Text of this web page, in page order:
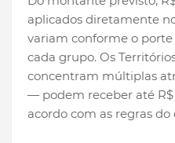
aplicados diretamente
variam conforme o
cada grupo. Os
concentram múltiplas
— podem receber até
acordo com as regras do